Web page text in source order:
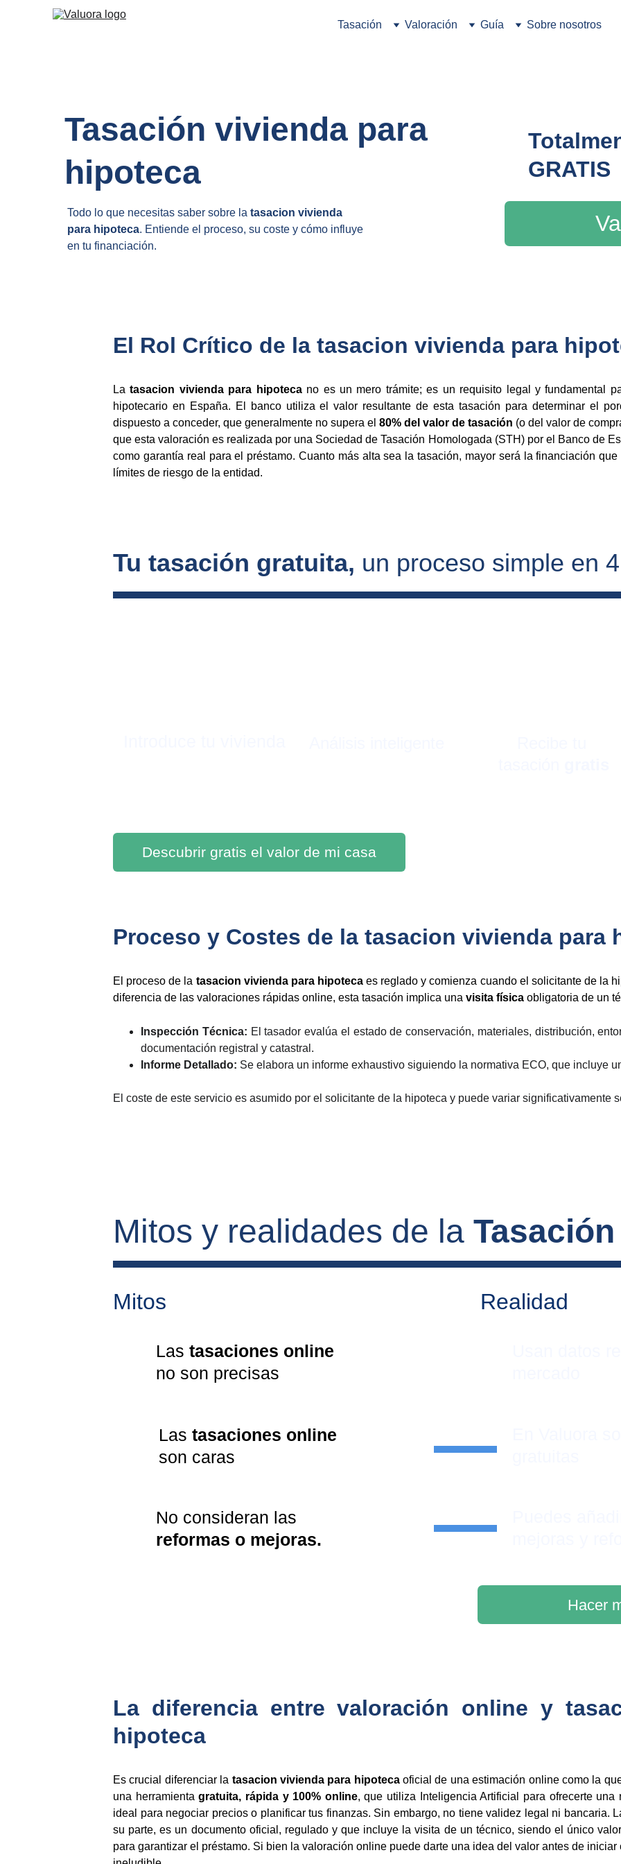
Tasación Valoración Guía Sobre nosotros
Tasación vivienda para
hipoteca
Todo lo que necesitas saber sobre la tasacion vivienda
para hipoteca. Entiende el proceso, su coste y cómo influye
en tu financiación.
GRATIS
El Rol Crítico de la tasacion vivienda para
Latasacion vivienda para hipotecano es un mero trámite; es un requisito legal y fundamental
hipotecario en España. El banco utiliza el valor resultante de esta tasación para determinar el
dispuesto a conceder, que generalmente no supera el80% del valor de tasación (o del valor de
que esta valoración es realizada por una Sociedad de Tasación Homologada (STH) por el Banco de
como garantía real para el préstamo. Cuanto más alta sea la tasación, mayor será la financiación
límites de riesgo de la entidad.
Descubrir gratis el valor de mi casa
Tu tasación gratuita, un proceso simple en
Proceso y Costes de la tasacion vivienda para
El proceso de la tasacion vivienda para hipotecaes reglado y comienza cuando el solicitante de la
diferencia de las valoraciones rápidas online, esta tasación implica unavisita física obligatoria de un
Inspección Técnica: El tasador evalúa el estado de conservación, materiales, distribución,
documentación registral y catastral.
Informe Detallado: Se elabora un informe exhaustivo siguiendo la normativa ECO, que incluye
El coste de este servicio es asumido por el solicitante de la hipoteca y puede variar significativamente
Hacer
Mitos y realidades de la
Mitos Realidad
Las tasaciones online
no son precisas
Las tasaciones online
son caras
No consideran las
reformas o mejoras.
La diferencia entre valoración online y
hipoteca
Es crucial diferenciar la tasacion vivienda para hipotecaoficial de una estimación online como la
una herramientagratuita, rápida y 100% online, que utiliza Inteligencia Artificial para ofrecerte
ideal para negociar precios o planificar tus finanzas. Sin embargo, no tiene validez legal ni bancaria.
su parte, es un documento oficial, regulado y que incluye la visita de un técnico, siendo el único
para garantizar el préstamo. Si bien la valoración online puede darte una idea del valor antes de